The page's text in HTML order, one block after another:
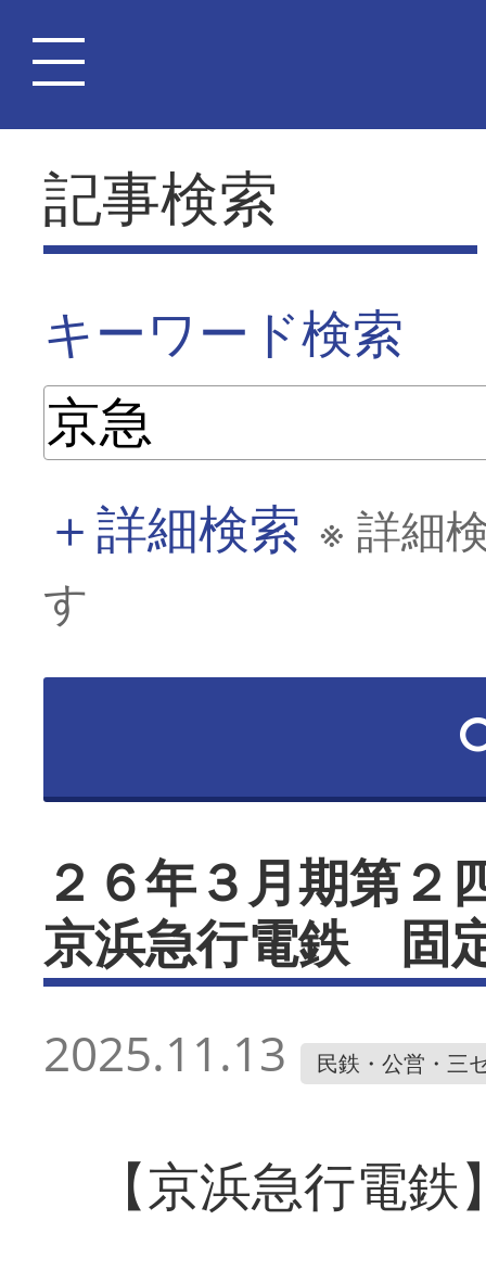
記事検索
キーワード検索
＋詳細検索 ※ 詳細
す
２６年３月期第
京浜急行電鉄 固
2025.11.13 民鉄・公営・三
【京浜急行電鉄